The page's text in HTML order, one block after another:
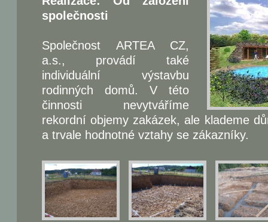
společnosti
Společnost ARTEA CZ,
a.s., provádí také
individuální výstavbu
rodinných domů. V této
činnosti nevytváříme
rekordní objemy zakázek, ale klademe
a trvale hodnotné vztahy se zákazníky.